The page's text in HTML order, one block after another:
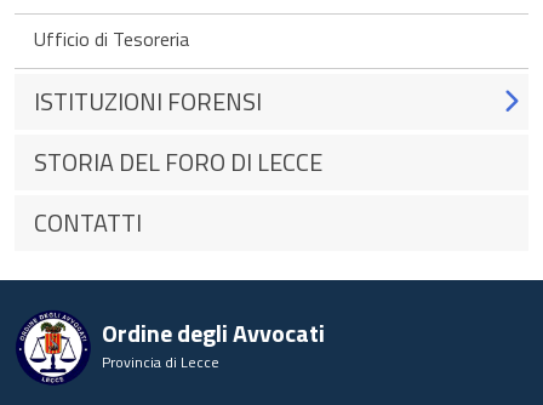
Ufficio di Tesoreria
ISTITUZIONI FORENSI
STORIA DEL FORO DI LECCE
CONTATTI
Ordine degli Avvocati
Provincia di Lecce